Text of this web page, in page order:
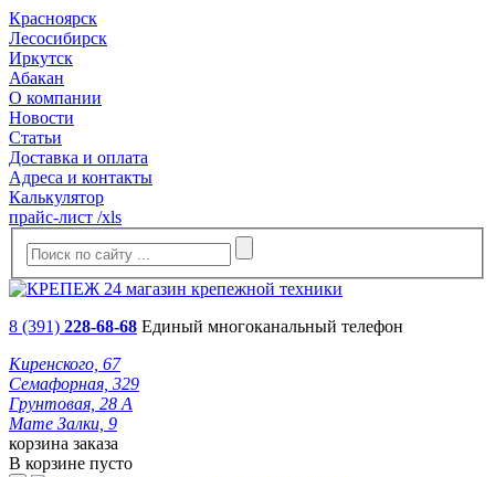
Красноярск
Лесосибирск
Иркутск
Абакан
О компании
Новости
Статьи
Доставка и оплата
Адреса и контакты
Калькулятор
прайс-лист /xls
8 (391) 228-68-68 Единый многоканальный телефон
Киренского, 67
Семафорная, 329
Грунтовая, 28 А
Мате Залки, 9
корзина заказа
В корзине пусто